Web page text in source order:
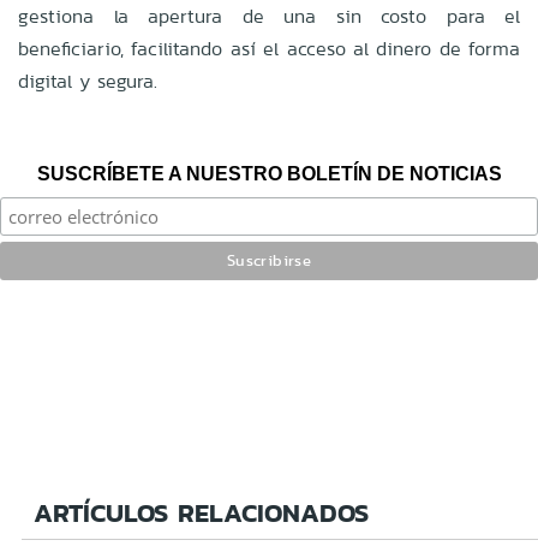
gestiona la apertura de una sin costo para el
beneficiario, facilitando así el acceso al dinero de forma
digital y segura.
SUSCRÍBETE A NUESTRO BOLETÍN DE NOTICIAS
ARTÍCULOS RELACIONADOS